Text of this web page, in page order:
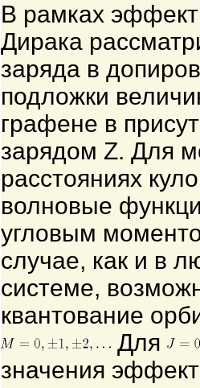
В рамках
Дирака
заряда в
подложки
графене в
зарядом Z. Для
расстояниях
волновые
угловым
случае, как и в
системе,
квантование
Для
значения